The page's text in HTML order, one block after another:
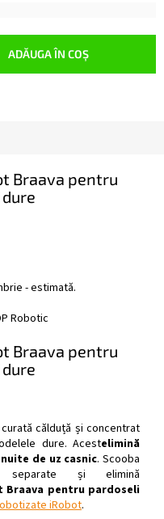
ADĂUGA ÎN COŞ
Braava pentru
- estimată.
Robotic
Braava pentru
călduță și concentrat
dure. Acestelimină
de uz casnic. Scooba
separate și elimină
pentru pardoseli
iRobot.